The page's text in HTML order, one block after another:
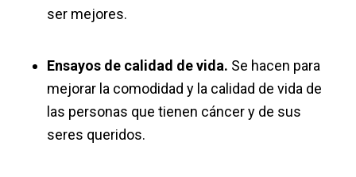
ser mejores.
Ensayos de calidad de vida. Se hacen para
mejorar la comodidad y la calidad de vida de
las personas que tienen cáncer y de sus
seres queridos.